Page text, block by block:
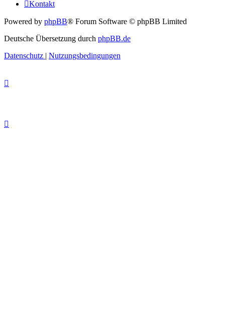
Kontakt
Powered by phpBB® Forum Software © phpBB Limited
Deutsche Übersetzung durch phpBB.de
Datenschutz | Nutzungsbedingungen